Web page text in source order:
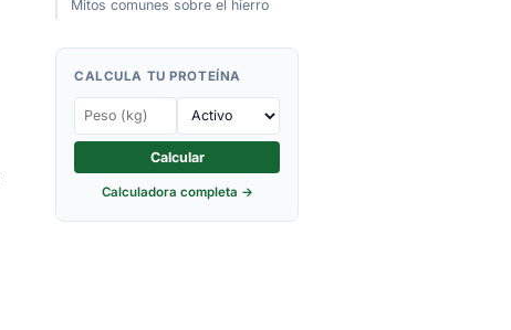
Mitos comunes sobre el hierro
CALCULA TU PROTEÍNA
Calcular
Calculadora completa →